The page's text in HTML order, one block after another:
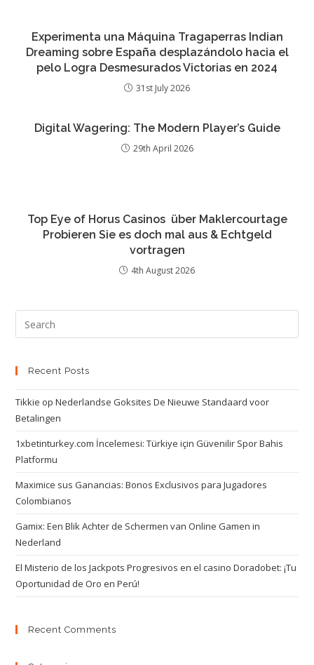
Experimenta una Máquina Tragaperras Indian
Dreaming sobre España desplazándolo hacia el
pelo Logra Desmesurados Victorias en 2024
31st July 2026
Digital Wagering: The Modern Player’s Guide
29th April 2026
Top Eye of Horus Casinos ️ über Maklercourtage
Probieren Sie es doch mal aus & Echtgeld
vortragen
4th August 2026
Recent Posts
Tikkie op Nederlandse Goksites De Nieuwe Standaard voor
Betalingen
1xbetinturkey.com İncelemesi: Türkiye için Güvenilir Spor Bahis
Platformu
Maximice sus Ganancias: Bonos Exclusivos para Jugadores
Colombianos
Gamix: Een Blik Achter de Schermen van Online Gamen in
Nederland
El Misterio de los Jackpots Progresivos en el casino Doradobet: ¡Tu
Oportunidad de Oro en Perú!
Recent Comments